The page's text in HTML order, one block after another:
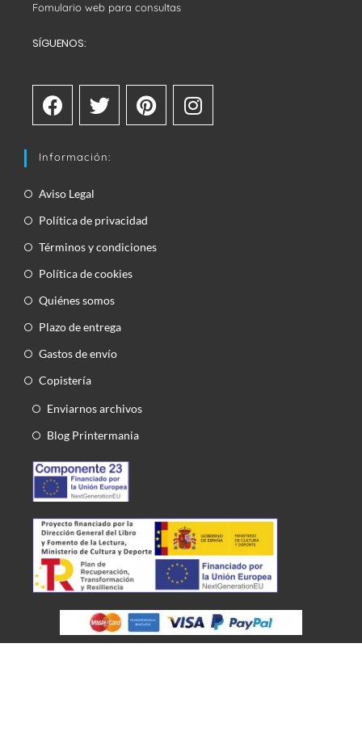
Fomulario web para consultas
SÍGUENOS:
Información:
Aviso Legal
Política de privacidad
Términos y condiciones
Política de cookies
Quiénes somos
Plazo de entrega
Gastos de envío
Copistería
Enviarnos archivos
Blog Printermania